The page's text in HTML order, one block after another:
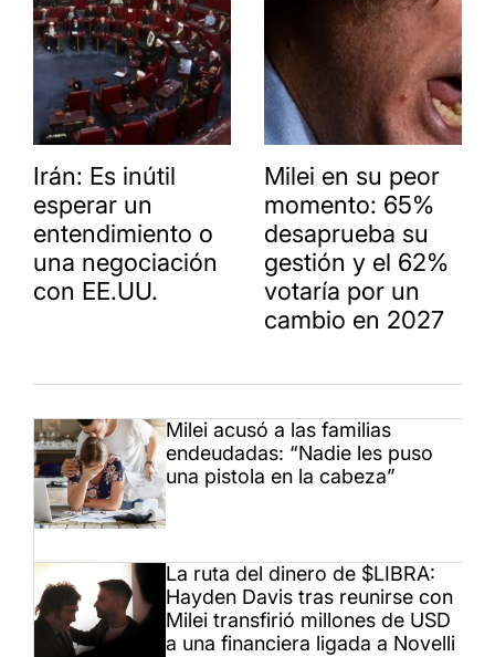
Irán: Es inútil
esperar un
entendimiento o
una negociación
con EE.UU.
Milei en su peor
momento: 65%
desaprueba su
gestión y el 62%
votaría por un
cambio en 2027
Milei acusó a las familias
endeudadas: “Nadie les puso
una pistola en la cabeza”
La ruta del dinero de $LIBRA:
Hayden Davis tras reunirse con
Milei transfirió millones de USD
a una financiera ligada a Novelli